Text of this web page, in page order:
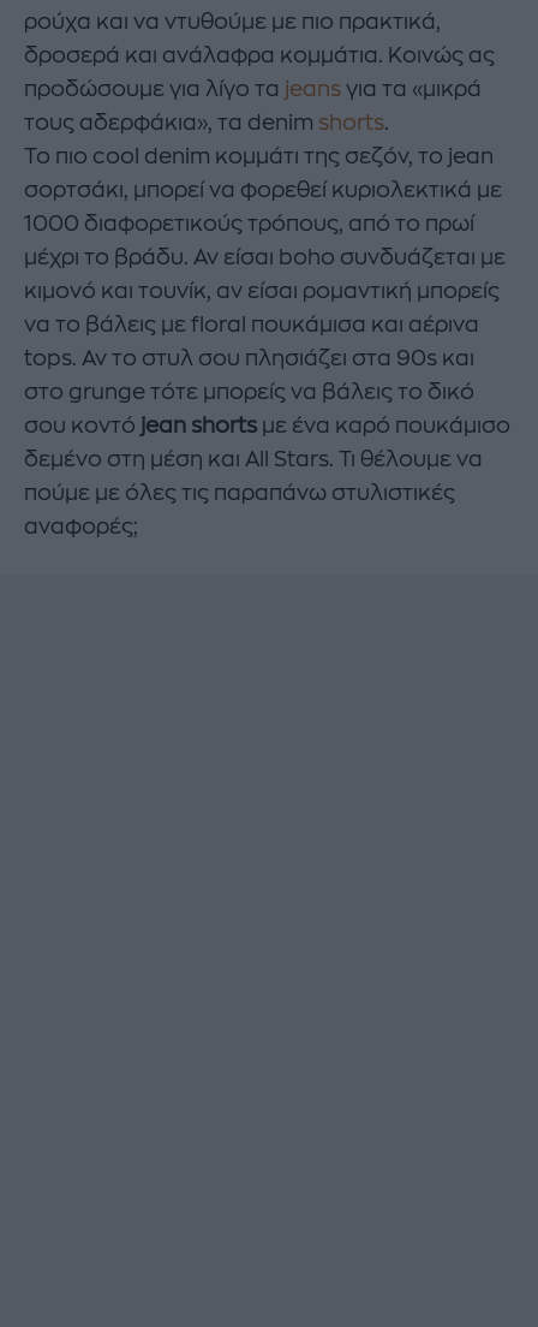
ρούχα και να ντυθούμε με πιο πρακτικά,
δροσερά και ανάλαφρα κομμάτια. Κοινώς ας
προδώσουμε για λίγο τα jeans για τα «μικρά
τους αδερφάκια», τα denim shorts.
To πιο cool denim κομμάτι της σεζόν, το jean
σορτσάκι, μπορεί να φορεθεί κυριολεκτικά με
1000 διαφορετικούς τρόπους, από το πρωί
μέχρι το βράδυ. Αν είσαι boho συνδυάζεται με
κιμονό και τουνίκ, αν είσαι ρομαντική μπορείς
να το βάλεις με floral πουκάμισα και αέρινα
tops. Αν το στυλ σου πλησιάζει στα 90s και
στο grunge τότε μπορείς να βάλεις το δικό
σου κοντό jean shorts με ένα καρό πουκάμισο
δεμένο στη μέση και All Stars. Τι θέλουμε να
πούμε με όλες τις παραπάνω στυλιστικές
αναφορές;